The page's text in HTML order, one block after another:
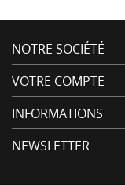
NOTRE SOCIÉTÉ
VOTRE COMPTE
INFORMATIONS
NEWSLETTER